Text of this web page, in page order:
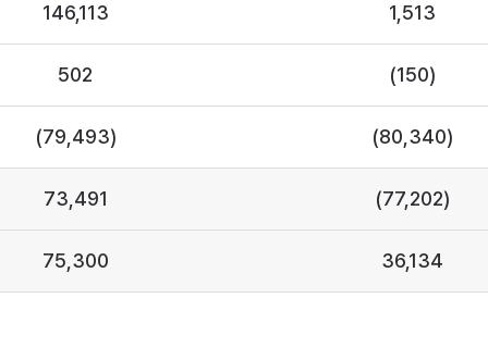
146,113 1,513
502 (150)
(79,493) (80,340)
73,491 (77,202)
75,300 36,134